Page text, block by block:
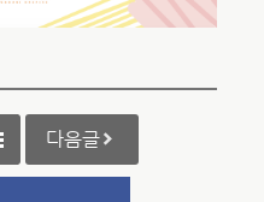
다음글